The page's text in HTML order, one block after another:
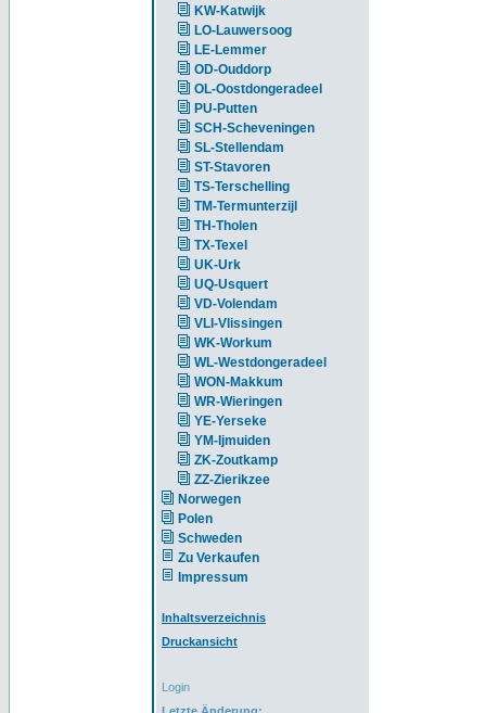
KW-Katwijk
LO-Lauwersoog
LE-Lemmer
OD-Ouddorp
OL-Oostdongeradeel
PU-Putten
SCH-Scheveningen
SL-Stellendam
ST-Stavoren
TS-Terschelling
TM-Termunterzijl
TH-Tholen
TX-Texel
UK-Urk
UQ-Usquert
VD-Volendam
VLI-Vlissingen
WK-Workum
WL-Westdongeradeel
WON-Makkum
WR-Wieringen
YE-Yerseke
YM-Ijmuiden
ZK-Zoutkamp
ZZ-Zierikzee
Norwegen
Polen
Schweden
Zu Verkaufen
Impressum
Inhaltsverzeichnis
Druckansicht
Login